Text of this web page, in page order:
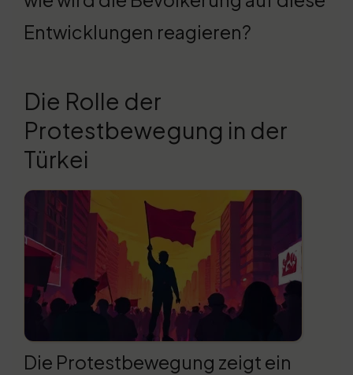
Entwicklungen reagieren?
Die Rolle der
Protestbewegung in der
Türkei
Die Protestbewegung zeigt ein